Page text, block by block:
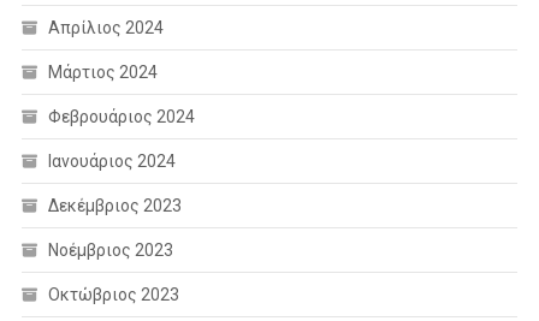
Απρίλιος 2024
Μάρτιος 2024
Φεβρουάριος 2024
Ιανουάριος 2024
Δεκέμβριος 2023
Νοέμβριος 2023
Οκτώβριος 2023